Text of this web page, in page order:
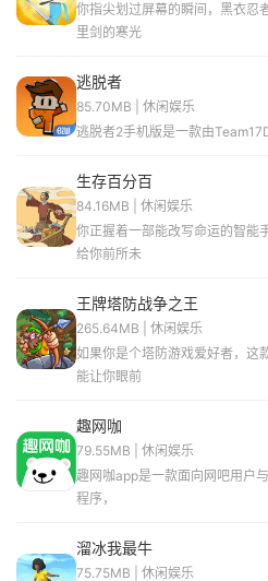
你指尖划过屏幕的瞬间，黑衣忍
里剑的寒光
逃脱者
85.70MB | 休闲娱乐
逃脱者2手机版是一款由
生存百分百
84.16MB | 休闲娱乐
你正握着一部能改写命运的智
给你前所未
王牌塔防战争之王
265.64MB | 休闲娱乐
如果你是个塔防游戏爱好者，这
能让你眼前
趣网咖
79.55MB | 休闲娱乐
趣网咖app是一款面向网吧用户
程序，
溜冰我最牛
75.75MB | 休闲娱乐